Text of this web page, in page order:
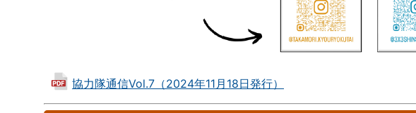
協力隊通信Vol.7（2024年11月18日発行）